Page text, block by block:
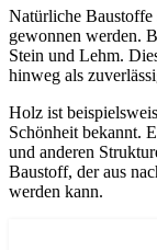
Natürliche
gewonnen werden.
Stein und Lehm.
hinweg als
Holz ist
Schönheit bekannt.
und anderen
Baustoff, der aus
werden kann.